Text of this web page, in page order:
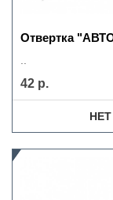
Отвертка
42 р.